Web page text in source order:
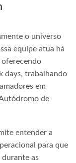
o universo
equipe atua há
oferecendo
days, trabalhando
em
de
entender a
para que
as